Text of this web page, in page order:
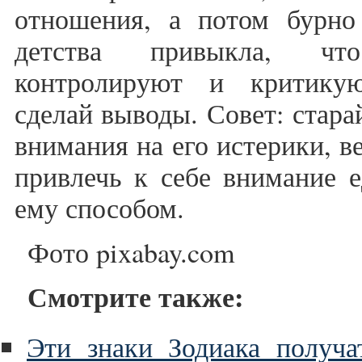
отношения, а потом
детства привыкла,
контролируют и
сделай выводы. Совет:
внимания на его истерики,
привлечь к себе внимание
ему способом.
Фото pixabay.com
Смотрите также:
Эти знаки Зодиака